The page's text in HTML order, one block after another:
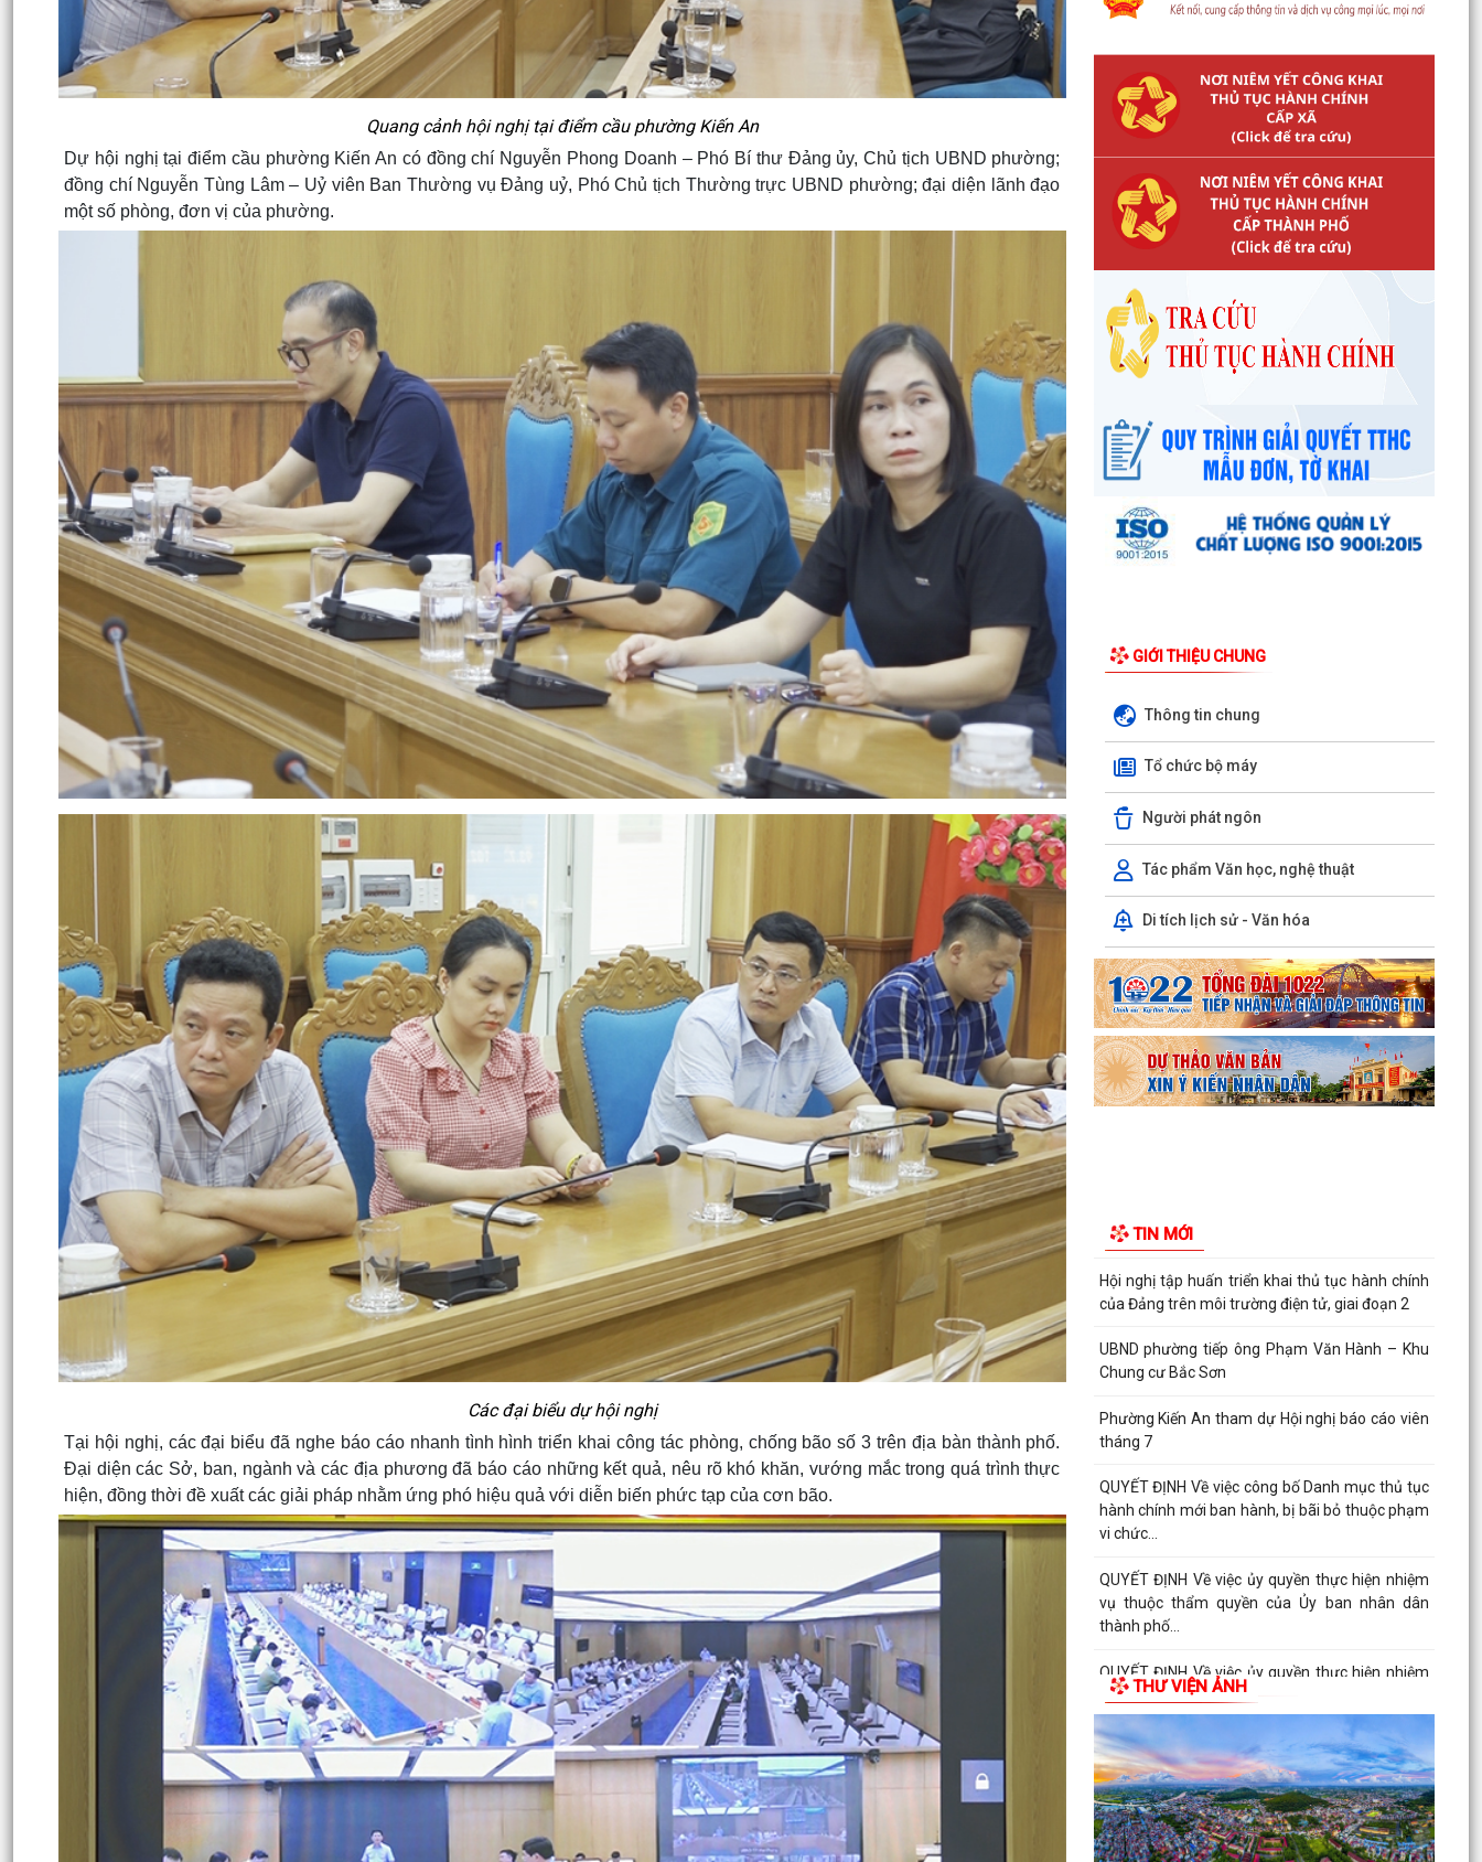
Quang cảnh hội nghị tại điểm cầu phường Kiến An
Dự hội nghị tại điểm cầu phường Kiến An có đồng chí Nguyễn Phong Doanh – Phó Bí thư Đảng ủy, Chủ tịch UBND phường;
đồng chí Nguyễn Tùng Lâm – Uỷ viên Ban Thường vụ Đảng uỷ, Phó Chủ tịch Thường trực UBND phường; đại diện lãnh đạo
một số phòng, đơn vị của phường.
Các đại biểu dự hội nghị
Tại hội nghị, các đại biểu đã nghe báo cáo nhanh tình hình triển khai công tác phòng, chống bão số 3 trên địa bàn thành phố.
Đại diện các Sở, ban, ngành và các địa phương đã báo cáo những kết quả, nêu rõ khó khăn, vướng mắc trong quá trình thực
hiện, đồng thời đề xuất các giải pháp nhằm ứng phó hiệu quả với diễn biến phức tạp của cơn bão.
GIỚI THIỆU CHUNG
Thông tin chung
Tổ chức bộ máy
Người phát ngôn
Tác phẩm Văn học, nghệ thuật
Di tích lịch sử - Văn hóa
TIN MỚI
Công văn số: 20/CV-TYT của Trạm y tế phường
v/v công khai số điện thoại đường dây nóng tiếp
nhận...
Lớp bồi dưỡng kiến thức An ninh phi truyền
thống và Quản trị an ninh phi truyền thống năm
2026
Khê (giáp...
PHƯỜNG KIẾN AN THAM DỰ HỘI NGHỊ TRỰC
TUYẾN THÀNH PHỐ VỀ TIẾN ĐỘ ĐO ĐẠC, LẬP
Khai mạc huấn luyện Dân quân tự vệ tại chỗ
năm 2026
Lễ chào cờ tháng 8/2026
Thông báo số 1298/TB-UBND ngày 31/7/2026
của UBND phường về việc công bố kế hoạch,
danh mục khu đất...
Các chí lãnh đạo Đảng ủy, HĐND, UBND phường
Kiến An và Công đoàn phường dâng hương
tưởng niệm đồng...
Phường Kiến An tặng quà chúc mừng cán bộ,
Doanh...
Hội nghị tập huấn triển khai thủ tục hành chính
của Đảng trên môi trường điện tử, giai đoạn 2
UBND phường tiếp ông Phạm Văn Hành – Khu
Chung cư Bắc Sơn
Phường Kiến An tham dự Hội nghị báo cáo viên
tháng 7
QUYẾT ĐỊNH Về việc công bố Danh mục thủ tục
hành chính mới ban hành, bị bãi bỏ thuộc phạm
vi chức...
QUYẾT ĐỊNH Về việc ủy quyền thực hiện nhiệm
vụ thuộc thẩm quyền của Ủy ban nhân dân
thành phố...
QUYẾT ĐỊNH Về việc ủy quyền thực hiện nhiệm
vụ thuộc thẩm quyền của Ủy ban nhân dân
thành phố...
Tập huấn, bồi dưỡng nghiệp vụ công tác Đảng
năm 2026
Phường Kiến An tham gia Hội nghị toàn quốc
nghiên cứu, học tập, quán triệt và triển khai thực
THƯ VIỆN ẢNH